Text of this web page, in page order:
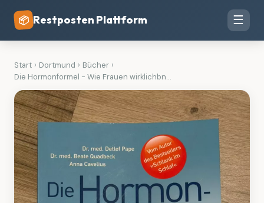
📦 Restposten Plattform ☰
Start › Dortmund › Bücher ›
Die Hormonformel - Wie Frauen wirklichbn...